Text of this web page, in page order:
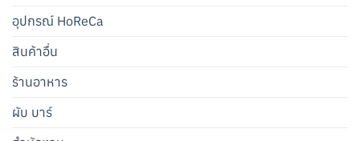
อุปกรณ์ HoReCa
สินค้าอื่น
ร้านอาหาร
ผับ บาร์